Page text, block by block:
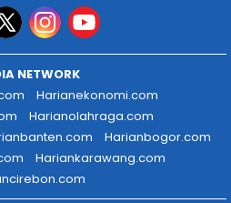
NETWORK
Harianekonomi.com
Harianolahraga.com
Harianbogor.com
Hariankarawang.com